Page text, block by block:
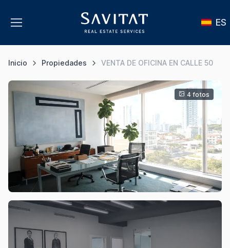
ES
Inicio Propiedades VENTA DE OFICINA EN CALLE 50
4 fotos